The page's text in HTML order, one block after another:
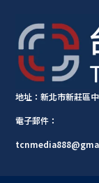
地址：新北市新莊區
電子郵件：